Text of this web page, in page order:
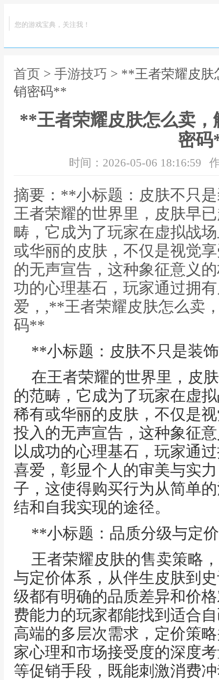
您的游戏宝典，关注我！
首页 > 手游技巧 > **王者荣耀皮肤
销密码**
**王者荣耀皮肤怎么卖
密
时间：2026-05-06 18:16:59
摘要：**小标题：皮肤不只
王者荣耀的世界里，皮肤早
畴，它成为了玩家在虚拟战
或华丽的皮肤，不仅是视觉
的无声宣告，这种象征意义
功的心理基石，玩家通过拥
爱，,**王者荣耀皮肤怎么卖
码**
**小标题：皮肤不只是装
在王者荣耀的世界里，皮
的范畴，它成为了玩家在虚
稀有或华丽的皮肤，不仅是
投入的无声宣告，这种象征
以成功的心理基石，玩家通
喜爱，彰显个人的审美与实
子，这使得购买行为从简单
结和自我实现的途径。
**小标题：品质分级与定
王者荣耀皮肤的售卖策略
与定价体系，从伴生皮肤到
级都有明确的品质差异和价
费能力的玩家都能找到适合
高端的多层次需求，定价策
家心理和市场接受度的深度
等促销手段，既能刺激消费